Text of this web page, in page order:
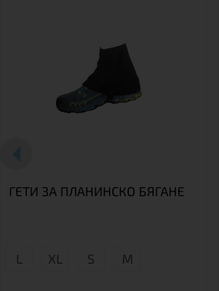
ГЕТИ ЗА ПЛАНИНСКО БЯГАНЕ
L XL S М